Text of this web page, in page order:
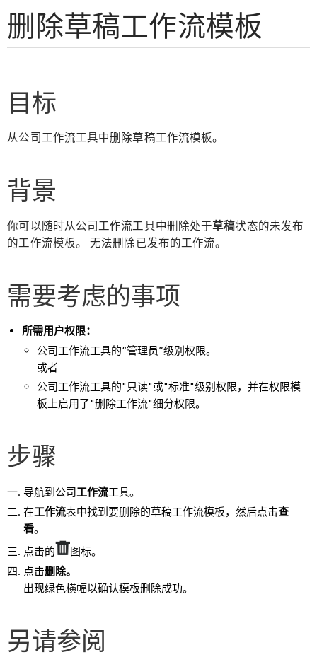
删除草稿工作流模板
目标
从公司工作流工具中删除草稿工作流模板。
背景
你可以随时从公司工作流工具中删除处于草稿状态的未发布
的工作流模板。 无法删除已发布的工作流。
需要考虑的事项
所需用户权限：
公司工作流工具的“管理员”级别权限。
或者
公司工作流工具的"只读"或"标准"级别权限，并在权限模
板上启用了"删除工作流"细分权限。
步骤
导航到公司工作流工具。
在工作流表中找到要删除的草稿工作流模板，然后点击查
看。
点击的
图标。
点击删除。
出现绿色横幅以确认模板删除成功。
另请参阅